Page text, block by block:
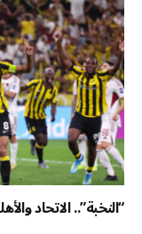
“النخبة”.. الاتحاد